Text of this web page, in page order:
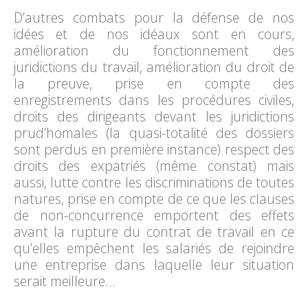
D’autres combats pour la défense de nos
idées et de nos idéaux sont en cours,
amélioration du fonctionnement des
juridictions du travail, amélioration du droit de
la preuve, prise en compte des
enregistrements dans les procédures civiles,
droits des dirigeants devant les juridictions
prud’homales (la quasi-totalité des dossiers
sont perdus en première instance) respect des
droits des expatriés (même constat) mais
aussi, lutte contre les discriminations de toutes
natures, prise en compte de ce que les clauses
de non-concurrence emportent des effets
avant la rupture du contrat de travail en ce
qu’elles empêchent les salariés de rejoindre
une entreprise dans laquelle leur situation
serait meilleure…